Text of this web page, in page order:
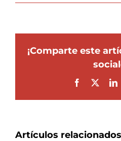
¡Comparte este
Facebook
Artículos relacionados